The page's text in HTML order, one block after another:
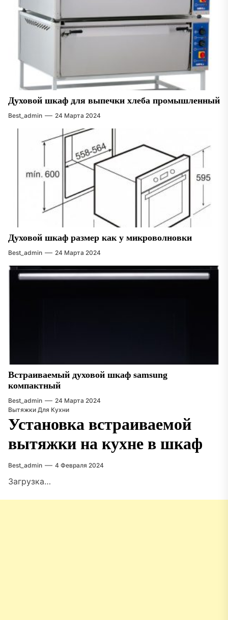
Духовой шкаф для выпечки хлеба промышленный
Best_admin 24 Марта 2024
Духовой шкаф размер как у микроволновки
Best_admin 24 Марта 2024
Встраиваемый духовой шкаф samsung
компактный
Best_admin
24 Марта 2024
Вытяжки Для Кухни
Установка встраиваемой
вытяжки на кухне в шкаф
Best_admin 4 Февраля 2024
Загрузка…